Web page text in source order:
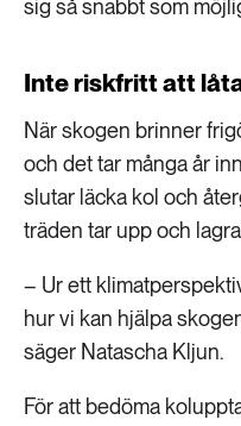
sig så snabbt som
Inte riskfritt att
När skogen brinner
och det tar många år
slutar läcka kol och
träden tar upp och
– Ur ett
hur vi kan hjälpa
säger Natascha Kljun.
För att bedöma